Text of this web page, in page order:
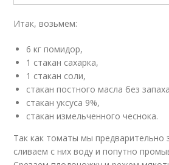
Итак, возьмем:
6 кг помидор,
1 стакан сахарка,
1 стакан соли,
стакан постного масла без
стакан уксуса 9%,
стакан измельченного чеснока.
Так как томаты мы предварительно
сливаем с них воду и попутно